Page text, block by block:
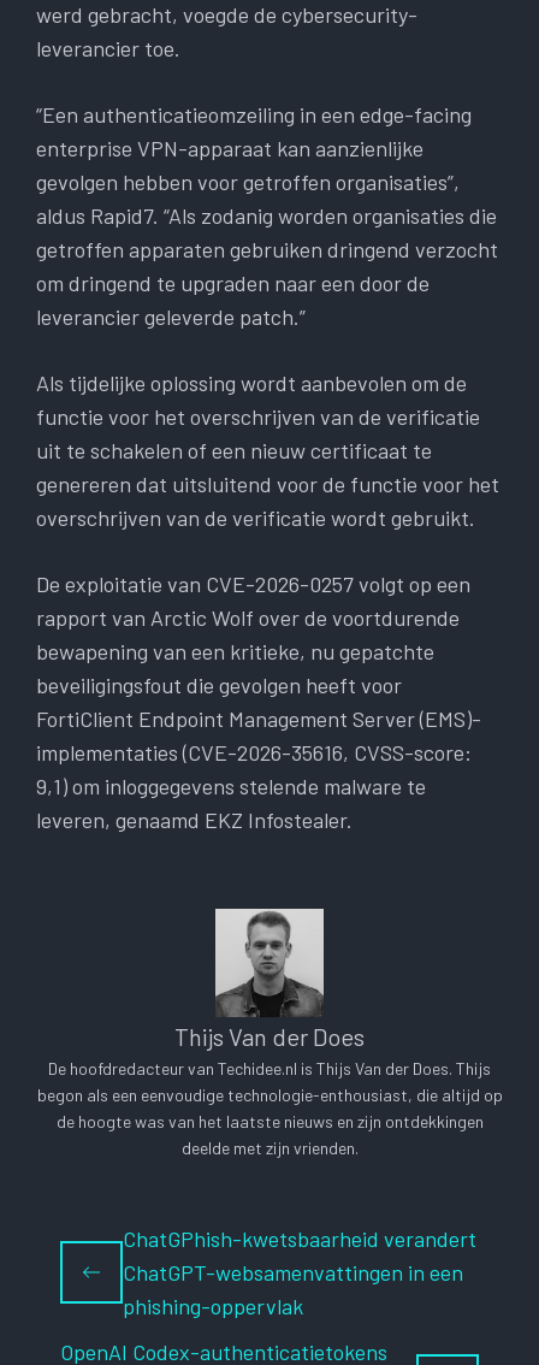
werd gebracht, voegde de cybersecurity-
leverancier toe.
“Een authenticatieomzeiling in een edge-facing
enterprise VPN-apparaat kan aanzienlijke
gevolgen hebben voor getroffen organisaties”,
aldus Rapid7. “Als zodanig worden organisaties die
getroffen apparaten gebruiken dringend verzocht
om dringend te upgraden naar een door de
leverancier geleverde patch.”
Als tijdelijke oplossing wordt aanbevolen om de
functie voor het overschrijven van de verificatie
uit te schakelen of een nieuw certificaat te
genereren dat uitsluitend voor de functie voor het
overschrijven van de verificatie wordt gebruikt.
De exploitatie van CVE-2026-0257 volgt op een
rapport van Arctic Wolf over de voortdurende
bewapening van een kritieke, nu gepatchte
beveiligingsfout die gevolgen heeft voor
FortiClient Endpoint Management Server (EMS)-
implementaties (CVE-2026-35616, CVSS-score:
9,1) om inloggegevens stelende malware te
leveren, genaamd EKZ Infostealer.
Thijs Van der Does
De hoofdredacteur van Techidee.nl is Thijs Van der Does. Thijs
begon als een eenvoudige technologie-enthousiast, die altijd op
de hoogte was van het laatste nieuws en zijn ontdekkingen
deelde met zijn vrienden.
ChatGPhish-kwetsbaarheid verandert
ChatGPT-websamenvattingen in een
phishing-oppervlak
OpenAI Codex-authenticatietokens